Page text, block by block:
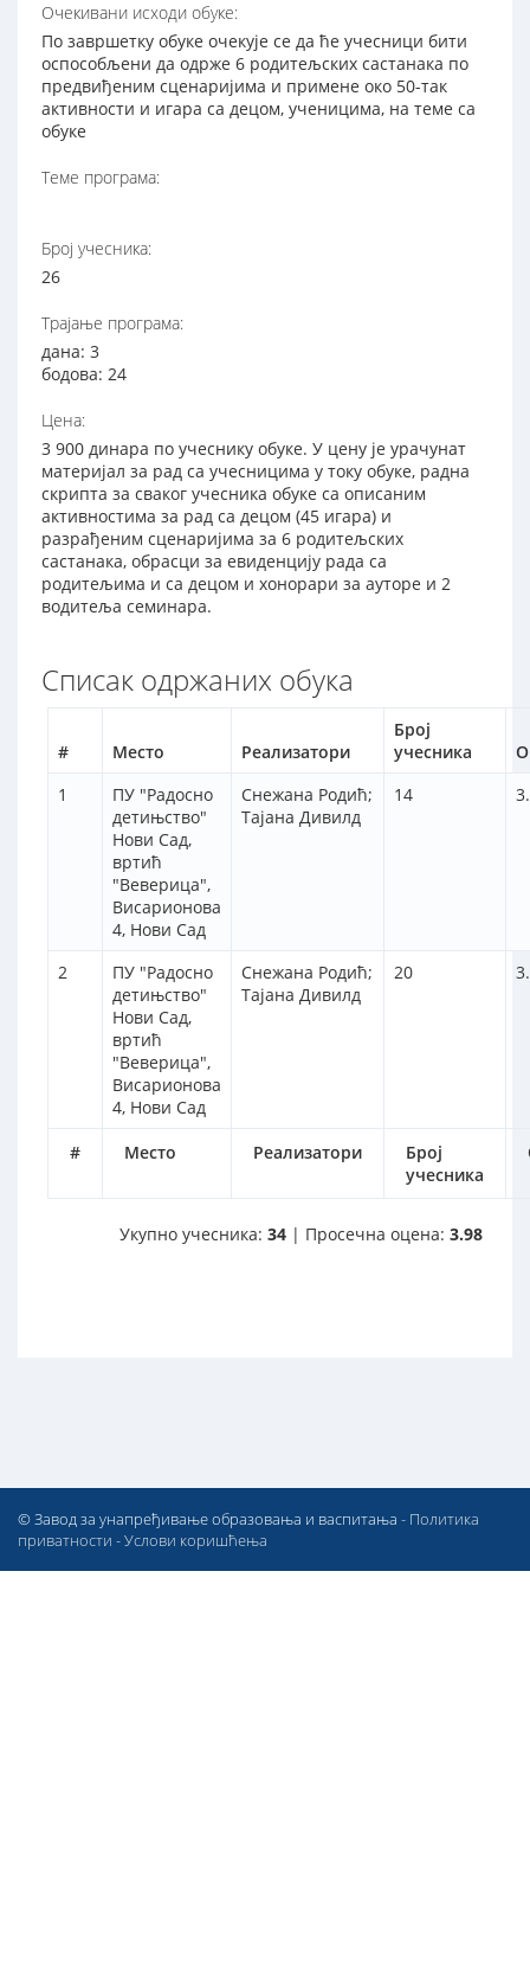
Очекивани исходи обуке:
По завршетку обуке очекује се да ће учесници бити
оспособљени да одрже 6 родитељских састанака по
предвиђеним сценаријима и примене око 50-так
активности и игара са децом, ученицима, на теме са
обуке
Теме програма:
Број учесника:
26
Трајање програма:
дана: 3
бодова: 24
Цена:
3 900 динара по учеснику обуке. У цену је урачунат
материјал за рад са учесницима у току обуке, радна
скрипта за сваког учесника обуке са описаним
активностима за рад са децом (45 игара) и
разрађеним сценаријима за 6 родитељских
састанака, обрасци за евиденцију рада са
родитељима и са децом и хонорари за ауторе и 2
водитеља семинара.
Списак одржаних обука
# Место Реализатори
Број
учесника
# Место Реализатори
Број
учесника
1
ПУ "Радосно
детињство"
Нови Сад,
вртић
"Веверица",
Висарионова
4, Нови Сад
Снежана Родић;
Тајана Дивилд
14
2
ПУ "Радосно
детињство"
Нови Сад,
вртић
"Веверица",
Висарионова
4, Нови Сад
Снежана Родић;
Тајана Дивилд
20
Укупно учесника: 34 | Просечна оцена: 3.98
© Завод за унапређивање образовања и васпитања - Политика
приватности -Услови коришћења